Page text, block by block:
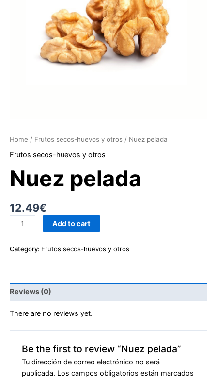
Home / Frutos secos-huevos y otros / Nuez pelada
Frutos secos-huevos y otros
Nuez pelada
12.49€
Add to cart
Category: Frutos secos-huevos y otros
Reviews (0)
There are no reviews yet.
Be the first to review “Nuez pelada”
Tu dirección de correo electrónico no será
publicada. Los campos obligatorios están marcados